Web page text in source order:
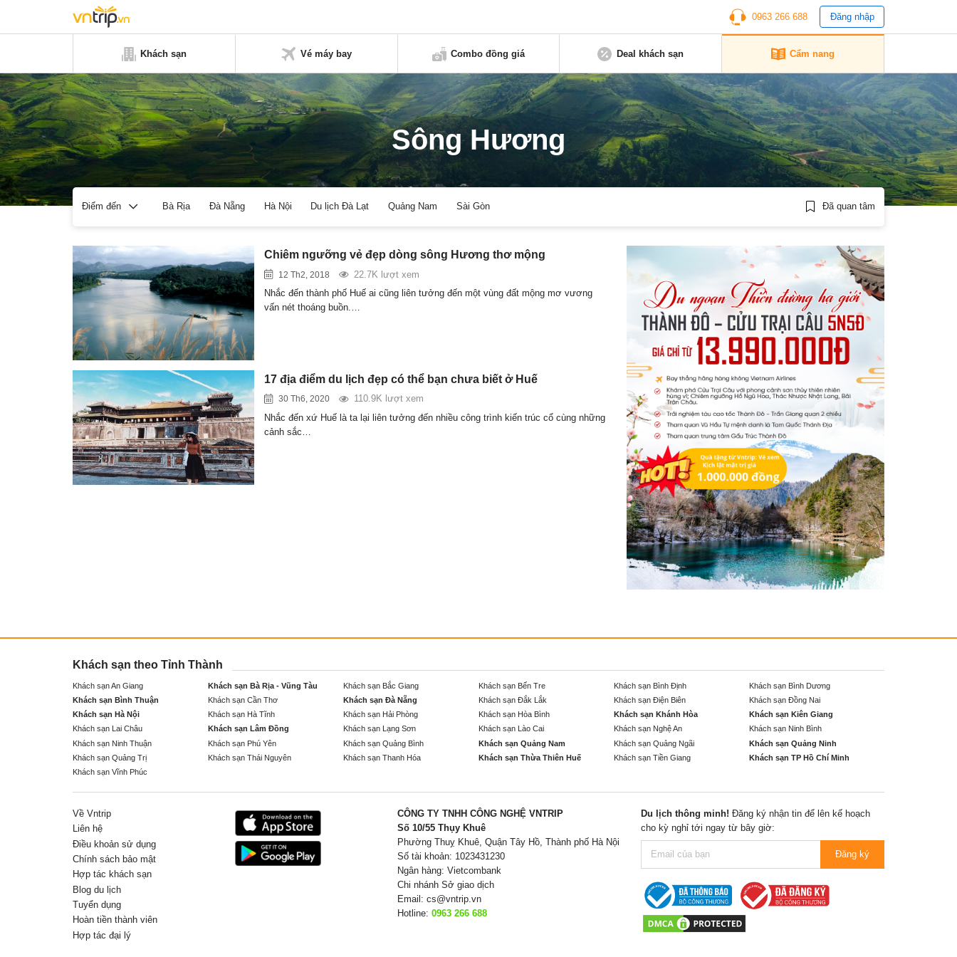
0963 266 688 Đăng nhập
Khách sạn Vé máy bay Combo đồng giá Deal khách sạn Cẩm nang
Sông Hương
Điểm đến Bà Rịa Đà Nẵng Hà Nội Du lịch Đà Lạt Quảng Nam Sài Gòn Đã quan tâm
Chiêm ngưỡng vẻ đẹp dòng sông Hương thơ mộng
12 Th2, 2018
22.7K lượt xem
Nhắc đến thành phố Huế ai cũng liên tưởng đến một vùng đất mộng mơ vương
vấn nét thoáng buồn.…
17 địa điểm du lịch đẹp có thể bạn chưa biết ở Huế
30 Th6, 2020
110.9K lượt xem
Nhắc đến xứ Huế là ta lại liên tưởng đến nhiều công trình kiến trúc cổ cùng những
cảnh sắc…
Khách sạn theo Tỉnh Thành
Khách sạn An Giang Khách sạn Bà Rịa - Vũng Tàu Khách sạn Bắc Giang Khách sạn Bến Tre Khách sạn Bình Định
Khách sạn Bình Dương
Khách sạn Bình Thuận
Khách sạn Cần Thơ Khách sạn Đà Nẵng Khách sạn Đắk Lắk Khách sạn Điện Biên
Khách sạn Đồng Nai
Khách sạn Hà Nội
Khách sạn Hà Tĩnh Khách sạn Hải Phòng Khách sạn Hòa Bình Khách sạn Khánh Hòa
Khách sạn Kiên Giang
Khách sạn Lai Châu
Khách sạn Lâm Đồng Khách sạn Lạng Sơn Khách sạn Lào Cai Khách sạn Nghệ An
Khách sạn Ninh Bình
Khách sạn Ninh Thuận
Khách sạn Phú Yên Khách sạn Quảng Bình Khách sạn Quảng Nam Khách sạn Quảng Ngãi
Khách sạn Quảng Ninh
Khách sạn Quảng Trị
Khách sạn Thái Nguyên Khách sạn Thanh Hóa Khách sạn Thừa Thiên Huế Khách sạn Tiền Giang
Khách sạn TP Hồ Chí Minh
Khách sạn Vĩnh Phúc
Về Vntrip
Liên hệ
Điều khoản sử dụng
Chính sách bảo mật
Hợp tác khách sạn
Blog du lịch
Tuyển dụng
Hoàn tiền thành viên
Hợp tác đại lý
CÔNG TY TNHH CÔNG NGHỆ VNTRIP
Số 10/55 Thụy Khuê
Phường Thuỵ Khuê, Quận Tây Hồ, Thành phố Hà Nội
Số tài khoản: 1023431230
Ngân hàng: Vietcombank
Chi nhánh Sở giao dịch
Email: cs@vntrip.vn
Hotline: 0963 266 688
Du lịch thông minh! Đăng ký nhận tin để lên kế hoạch
cho kỳ nghỉ tới ngay từ bây giờ:
Đăng ký